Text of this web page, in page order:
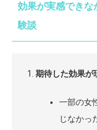
効果が実感できな
験談
期待した効果が
一部の女
じなかっ